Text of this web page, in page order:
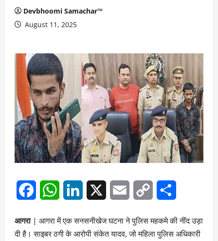
Devbhoomi Samachar™
August 11, 2025
FacebookWhatsAppLinkedIn Email
Copy
आगरा| आगरा में एक सनसनीखेज घटना ने पुलिस महकमे की नींद उड़ा
दी है। साइबर ठगी के आरोपी संकेत यादव, जो महिला पुलिस अधिकारी